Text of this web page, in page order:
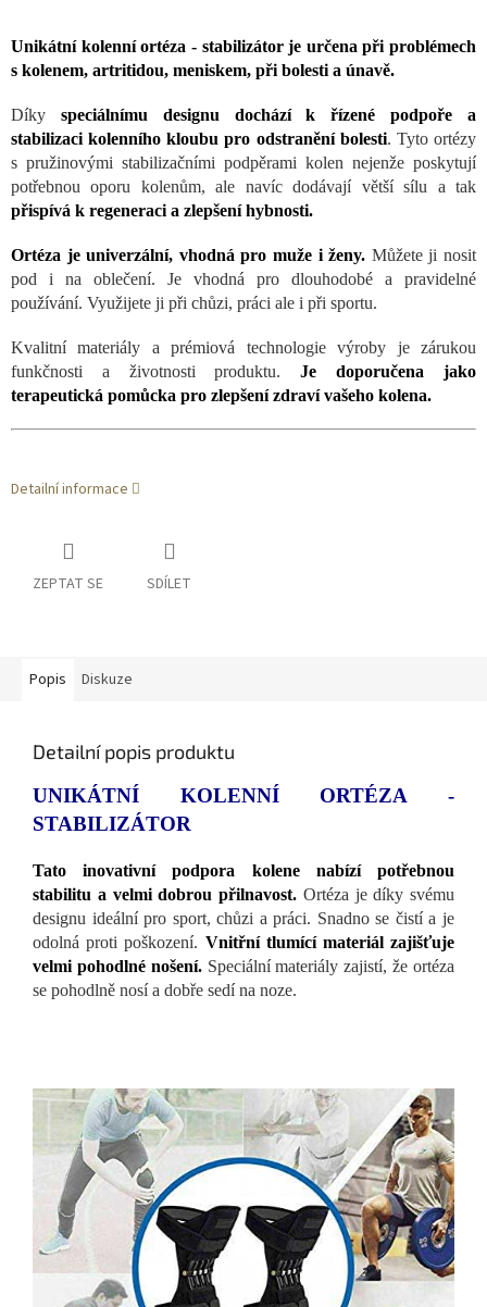
Unikátní kolenní ortéza - stabilizátor je určena při problémech
s kolenem, artritidou, meniskem, při bolesti a únavě.
Díky speciálnímu designu dochází k řízené podpoře a
stabilizaci kolenního kloubu pro odstranění bolesti. Tyto ortézy
s pružinovými stabilizačními podpěrami kolen nejenže poskytují
potřebnou oporu kolenům, ale navíc dodávají větší sílu a tak
přispívá k regeneraci a zlepšení hybnosti.
Ortéza je univerzální, vhodná pro muže i ženy. Můžete ji nosit
pod i na oblečení. Je vhodná pro dlouhodobé a pravidelné
používání. Využijete ji při chůzi, práci ale i při sportu.
Kvalitní materiály a prémiová technologie výroby je zárukou
funkčnosti a životnosti produktu.Je doporučena jako
terapeutická pomůcka pro zlepšení zdraví vašeho kolena.
Detailní informace
ZEPTAT SE SDÍLET
Popis Diskuze
Detailní popis produktu
UNIKÁTNÍ KOLENNÍ ORTÉZA -
STABILIZÁTOR
Tato inovativní podpora kolene nabízí potřebnou
stabilitu a velmi dobrou přilnavost. Ortéza je díky svému
designu ideální pro sport, chůzi a práci. Snadno se čistí a je
odolná proti poškození. Vnitřní tlumící materiál zajišťuje
velmi pohodlné nošení.Speciální materiály zajistí, že ortéza
se pohodlně nosí a dobře sedí na noze.